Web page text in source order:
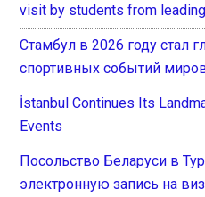
visit by students from
Стамбул в 2026 году стал
спортивных событий
İstanbul Continues Its
Events
Посольство Беларуси в
электронную запись на